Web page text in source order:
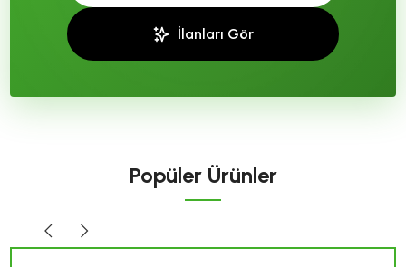
İlanları Gör
Popüler Ürünler